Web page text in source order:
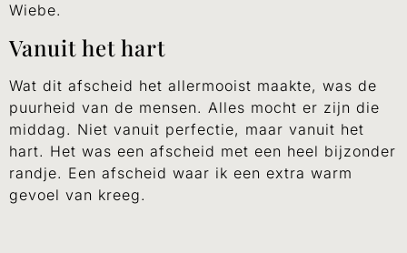
Wiebe.
Vanuit het hart
Wat dit afscheid het allermooist maakte, was de
puurheid van de mensen. Alles mocht er zijn die
middag. Niet vanuit perfectie, maar vanuit het
hart. Het was een afscheid met een heel bijzonder
randje. Een afscheid waar ik een extra warm
gevoel van kreeg.